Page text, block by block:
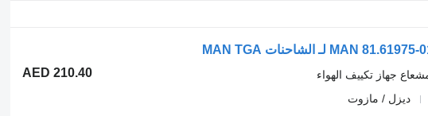
AED 210.40
جهاز تكييف الهواء
ديزل / مازوت